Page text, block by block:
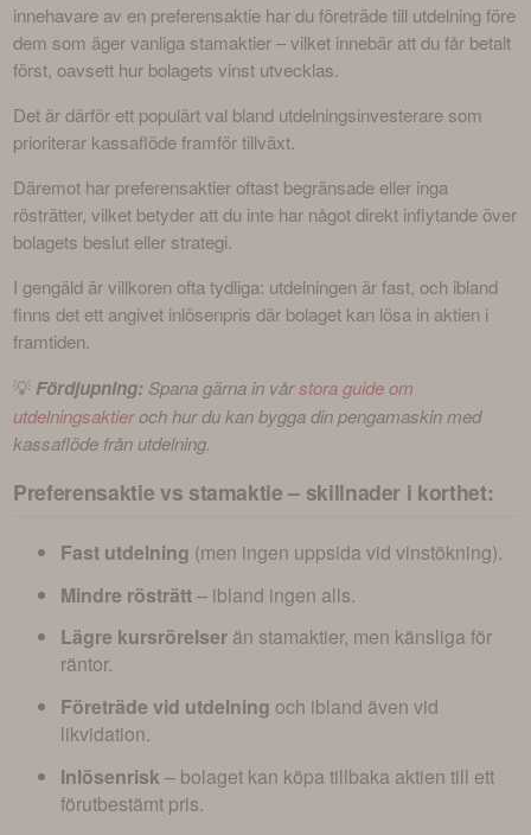
innehavare av en preferensaktie har du företräde till utdelning före
dem som äger vanliga stamaktier – vilket innebär att du får betalt
först, oavsett hur bolagets vinst utvecklas.
Det är därför ett populärt val bland utdelningsinvesterare som
prioriterar kassaflöde framför tillväxt.
Däremot har preferensaktier oftast begränsade eller inga
rösträtter, vilket betyder att du inte har något direkt inflytande över
bolagets beslut eller strategi.
I gengäld är villkoren ofta tydliga: utdelningen är fast, och ibland
finns det ett angivet inlösenpris där bolaget kan lösa in aktien i
framtiden.
💡 Fördjupning: Spana gärna in vår stora guide om
utdelningsaktier och hur du kan bygga din pengamaskin med
kassaflöde från utdelning.
Preferensaktie vs stamaktie – skillnader i korthet:
Fast utdelning (men ingen uppsida vid vinstökning).
Mindre rösträtt– ibland ingen alls.
Lägre kursrörelser än stamaktier, men känsliga för
räntor.
Företräde vid utdelning och ibland även vid
likvidation.
Inlösenrisk– bolaget kan köpa tillbaka aktien till ett
förutbestämt pris.